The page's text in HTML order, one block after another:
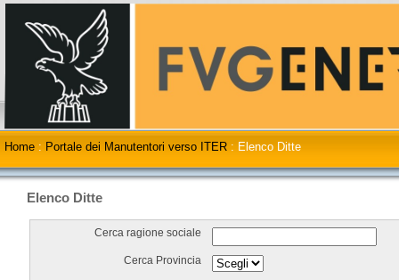
Home : Portale dei Manutentori verso ITER : Elenco Ditte
Elenco Ditte
Cerca ragione sociale
Cerca Provincia